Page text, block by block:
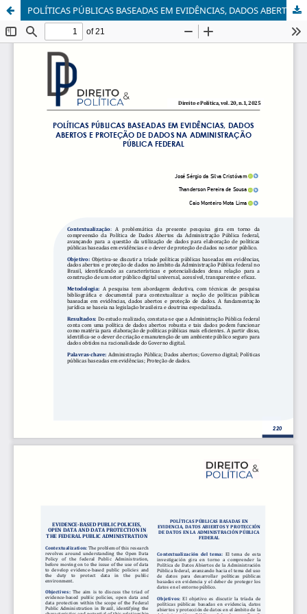
POLÍTICAS PÚBLICAS BASEADAS EM EVIDÊNCIAS, DADOS ABERTOS E PROTEÇÃO DE DADOS NA ADMINISTRAÇÃO PÚBLICA FEDERAL